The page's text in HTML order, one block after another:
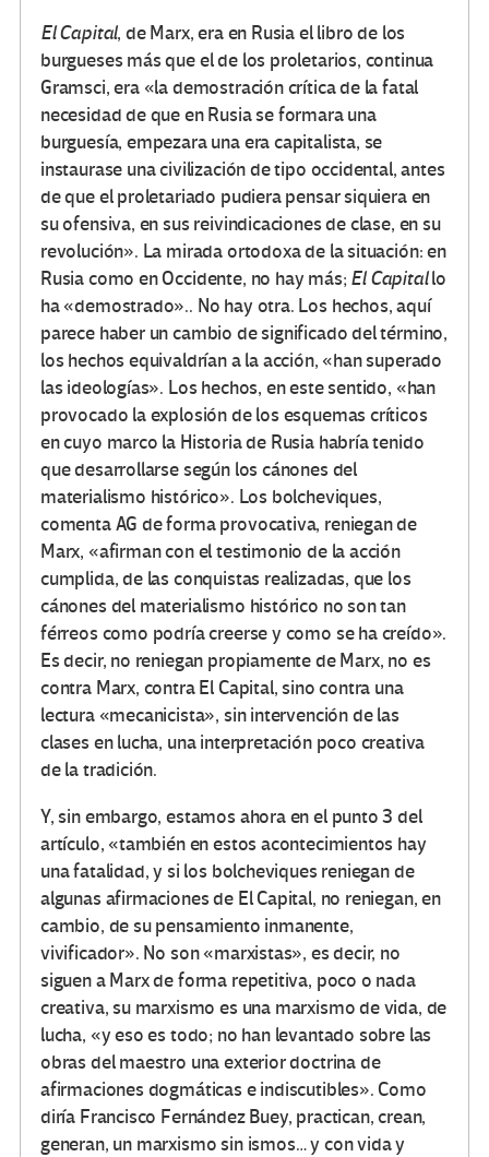
El Capital, de Marx, era en Rusia el libro de los
burgueses más que el de los proletarios, continua
Gramsci, era «la demostración crítica de la fatal
necesidad de que en Rusia se formara una
burguesía, empezara una era capitalista, se
instaurase una civilización de tipo occidental, antes
de que el proletariado pudiera pensar siquiera en
su ofensiva, en sus reivindicaciones de clase, en su
revolución». La mirada ortodoxa de la situación: en
Rusia como en Occidente, no hay más;El Capitallo
ha «demostrado».. No hay otra. Los hechos, aquí
parece haber un cambio de significado del término,
los hechos equivaldrían a la acción, «han superado
las ideologías». Los hechos, en este sentido, «han
provocado la explosión de los esquemas críticos
en cuyo marco la Historia de Rusia habría tenido
que desarrollarse según los cánones del
materialismo histórico». Los bolcheviques,
comenta AG de forma provocativa, reniegan de
Marx, «afirman con el testimonio de la acción
cumplida, de las conquistas realizadas, que los
cánones del materialismo histórico no son tan
férreos como podría creerse y como se ha creído».
Es decir, no reniegan propiamente de Marx, no es
contra Marx, contra El Capital, sino contra una
lectura «mecanicista», sin intervención de las
clases en lucha, una interpretación poco creativa
de la tradición.
Y, sin embargo, estamos ahora en el punto 3 del
artículo, «también en estos acontecimientos hay
una fatalidad, y si los bolcheviques reniegan de
algunas afirmaciones de El Capital, no reniegan, en
cambio, de su pensamiento inmanente,
vivificador». No son «marxistas», es decir, no
siguen a Marx de forma repetitiva, poco o nada
creativa, su marxismo es una marxismo de vida, de
lucha, «y eso es todo; no han levantado sobre las
obras del maestro una exterior doctrina de
afirmaciones dogmáticas e indiscutibles». Como
diría Francisco Fernández Buey, practican, crean,
generan, un marxismo sin ismos… y con vida y